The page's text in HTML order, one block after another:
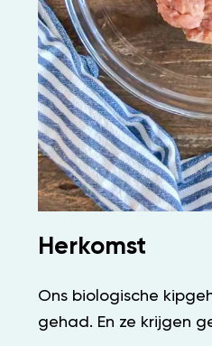
Herkomst
Ons biologische
gehad. En ze krijgen